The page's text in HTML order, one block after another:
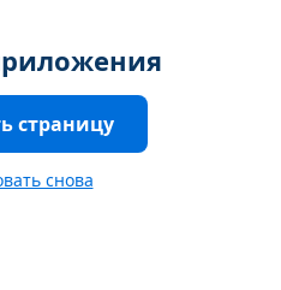
страницу
снова